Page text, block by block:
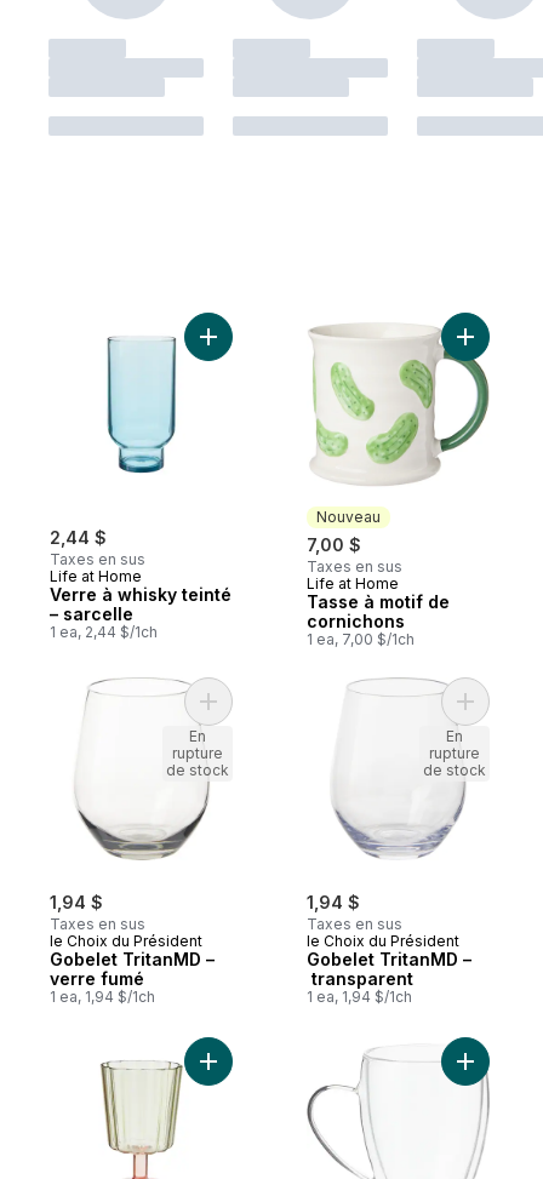
2,44 $
Taxes en sus
Life at Home
Verre à whisky teinté
– sarcelle
1 ea, 2,44 $/1ch
Ajouter Verre à whisky teinté – sarcelle
Nouveau
7,00 $
Taxes en sus
Nouveau
Life at Home
Tasse à motif de
cornichons
1 ea, 7,00 $/1ch
Ajouter
1,94 $
Taxes en sus
le Choix du Président
Gobelet TritanMD –
verre fumé
1 ea, 1,94 $/1ch
En
rupture
de stock
1,94 $
Taxes en sus
le Choix du Président
Gobelet TritanMD –
transparent
1 ea, 1,94 $/1ch
En
rupture
de stock
Ajouter Gobelet à fleurs teinté – vert au
Ajouter